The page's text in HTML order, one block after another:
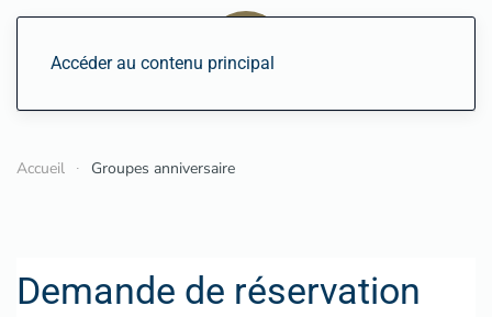
Accéder au contenu principal
Accueil Groupes anniversaire
Demande de réservation